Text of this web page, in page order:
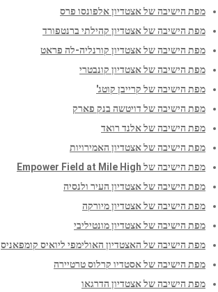
מפת הישיבה של אצטדיון אלפונסו פרס
מפת הישיבה של אצטדיון קהילתי ברנטפורד
מפת הישיבה של אצטדיון קורנליה-לה פראט
מפת הישיבה של אצטדיון קונבטרי
מפת הישיבה של קרייבן קוטג'
מפת הישיבה של דויטשה בנק פארק
מפת הישיבה של אלנד רואד
מפת הישיבה של אצטדיון האמירויות
מפת הישיבה של Empower Field at Mile High
מפת הישיבה של אצטדיון העיר ולנסיה
מפת הישיבה של אצטדיון מיורקה
מפת הישיבה של אצטדיון מונטיליבי
מפת הישיבה של האצטדיון האולימפי ליואיס קומפאניס
מפת הישיבה של אסטדיו קרלוס טרטיירה
מפת הישיבה של אצטדיון הדרגאו